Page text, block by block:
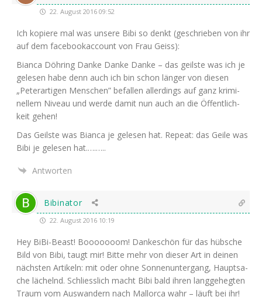
22. August 2016 09:52
Ich kopie­re mal was unse­re Bibi so denkt (geschrie­ben von ihr
auf dem face­book­ac­count von Frau Geiss):
Bian­ca Döh­ring Dan­ke Dan­ke Dan­ke – das geils­te was ich je
gele­sen habe denn auch ich bin schon län­ger von die­sen
„Peter­ar­ti­gen Men­schen” befal­len aller­dings auf ganz kri­mi­
nel­lem Niveau und wer­de damit nun auch an die Öffent­lich­
keit gehen!
Das Geils­te was Bian­ca je gele­sen hat. Repeat: das Gei­le was
Bibi je gele­sen hat.….…..
Antworten
Bibinator
22. August 2016 10:19
Hey BiBi-Beast! Booooooom! Dan­ke­schön für das hüb­sche
Bild von Bibi, taugt mir! Bit­te mehr von die­ser Art in dei­nen
nächs­ten Arti­keln: mit oder ohne Son­nen­un­ter­gang, Haupt­sa­
che lächelnd. Schliess­lich macht Bibi bald ihren lang­ge­heg­ten
Traum vom Aus­wan­dern nach Mal­lor­ca wahr – läuft bei ihr!